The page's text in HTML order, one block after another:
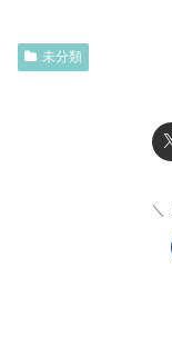
未分類